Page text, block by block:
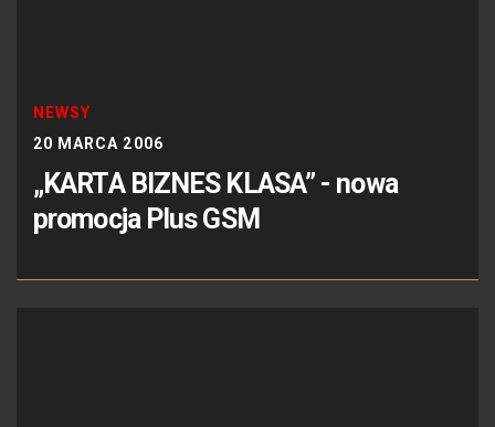
NEWSY
20 MARCA 2006
„KARTA BIZNES KLASA” - nowa
promocja Plus GSM